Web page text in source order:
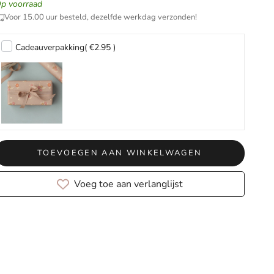
voorraad
Voor 15.00 uur besteld, dezelfde werkdag verzonden!
Cadeauverpakking( €2.95 )
TOEVOEGEN AAN WINKELWAGEN
Voeg toe aan verlanglijst